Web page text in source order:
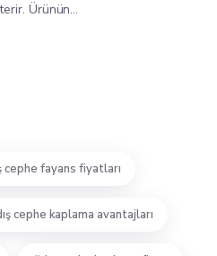
Ürünün...
cephe fayans fiyatları
cephe kaplama avantajları